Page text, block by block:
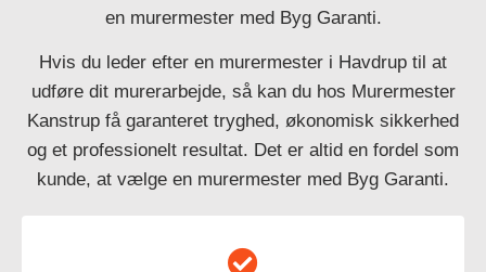
en murermester med Byg Garanti.
Hvis du leder efter en murermester i Havdrup til at
udføre dit murerarbejde, så kan du hos Murermester
Kanstrup få garanteret tryghed, økonomisk sikkerhed
og et professionelt resultat. Det er altid en fordel som
kunde, at vælge en murermester med Byg Garanti.